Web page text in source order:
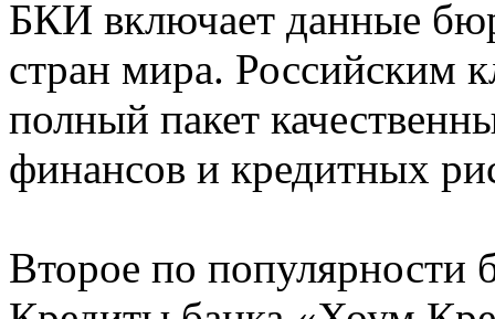
БКИ включает данные
стран мира. Российским
полный пакет
финансов и кредитных
Второе по популярности